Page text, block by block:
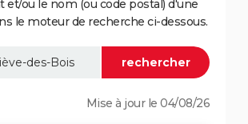
ou le nom (ou code postal) d'une
le moteur de recherche ci-dessous.
Mise à jour le 04/08/26